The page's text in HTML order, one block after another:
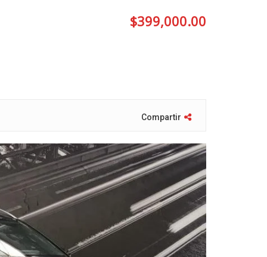
$399,000.00
Compartir